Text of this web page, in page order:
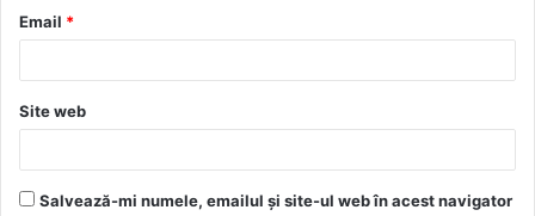
*
Email *
Site web
Salvează-mi numele, emailul și site-ul web în acest navigator